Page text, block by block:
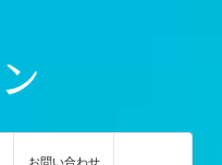
お問い合わせ